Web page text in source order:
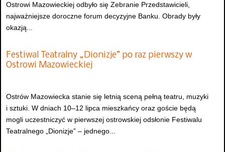
Ostrowi Mazowieckiej odbyło się Zebranie Przedstawicieli,
najważniejsze doroczne forum decyzyjne Banku. Obrady były
okazją...
Festiwal Teatralny „Dionizje” po raz pierwszy w
Ostrowi Mazowieckiej
Ostrów Mazowiecka stanie się letnią sceną pełną teatru, muzyki
i sztuki. W dniach 10–12 lipca mieszkańcy oraz goście będą
mogli uczestniczyć w pierwszej ostrowskiej odsłonie Festiwalu
Teatralnego „Dionizje” – jednego...